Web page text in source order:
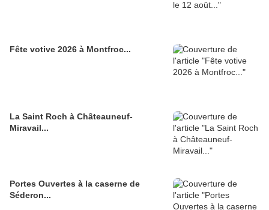
Fête votive 2026 à Montfroc...
La Saint Roch à Châteauneuf-
Miravail...
Portes Ouvertes à la caserne de
Séderon...